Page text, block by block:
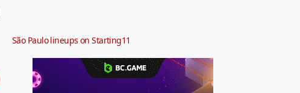
São Paulo lineups on Starting11